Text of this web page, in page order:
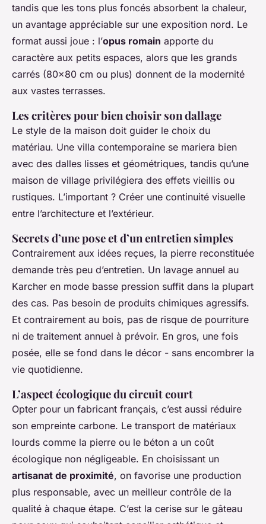
tandis que les tons plus foncés absorbent la chaleur,
un avantage appréciable sur une exposition nord. Le
format aussi joue : l’opus romain apporte du
caractère aux petits espaces, alors que les grands
carrés (80x80 cm ou plus) donnent de la modernité
aux vastes terrasses.
Les critères pour bien choisir son dallage
Le style de la maison doit guider le choix du
matériau. Une villa contemporaine se mariera bien
avec des dalles lisses et géométriques, tandis qu’une
maison de village privilégiera des effets vieillis ou
rustiques. L’important ? Créer une continuité visuelle
entre l’architecture et l’extérieur.
Secrets d’une pose et d’un entretien simples
Contrairement aux idées reçues, la pierre reconstituée
demande très peu d’entretien. Un lavage annuel au
Karcher en mode basse pression suffit dans la plupart
des cas. Pas besoin de produits chimiques agressifs.
Et contrairement au bois, pas de risque de pourriture
ni de traitement annuel à prévoir. En gros, une fois
posée, elle se fond dans le décor - sans encombrer la
vie quotidienne.
L’aspect écologique du circuit court
Opter pour un fabricant français, c’est aussi réduire
son empreinte carbone. Le transport de matériaux
lourds comme la pierre ou le béton a un coût
écologique non négligeable. En choisissant un
artisanat de proximité, on favorise une production
plus responsable, avec un meilleur contrôle de la
qualité à chaque étape. C’est la cerise sur le gâteau